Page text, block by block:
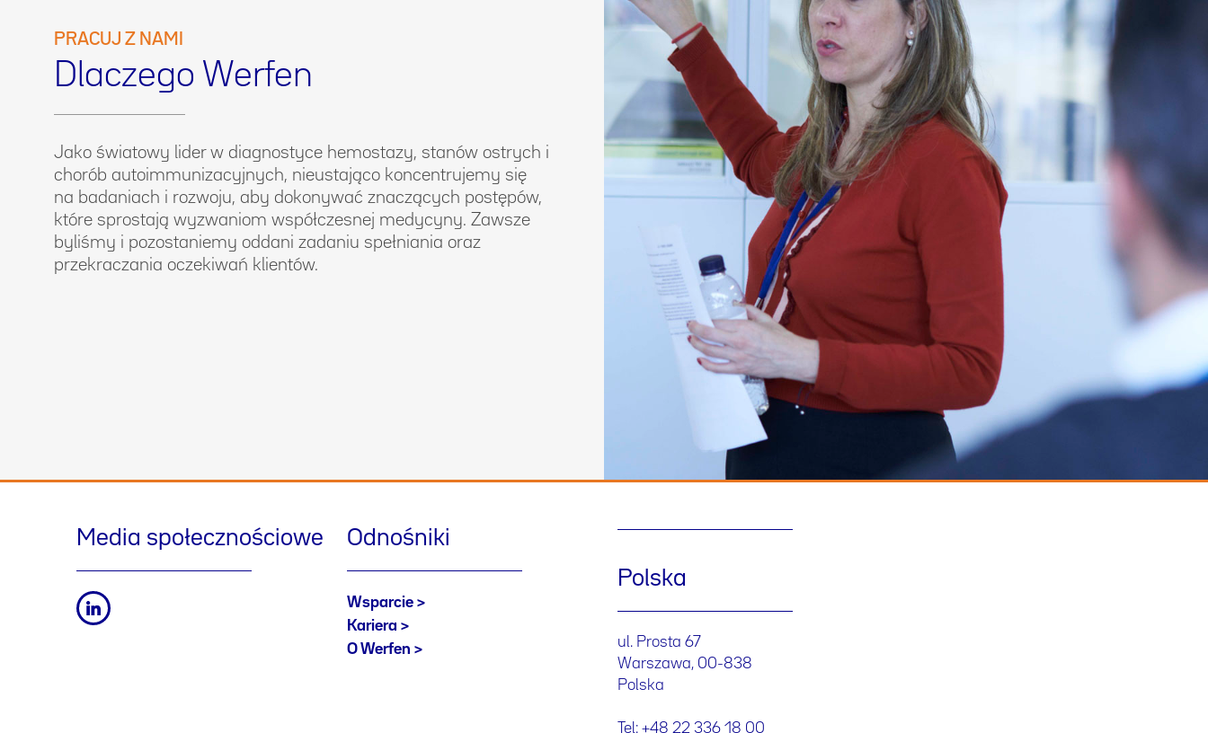
PRACUJ Z NAMI
Dlaczego Werfen
Jako światowy lider w diagnostyce hemostazy, stanów ostrych i
chorób autoimmunizacyjnych, nieustająco koncentrujemy się
na badaniach i rozwoju, aby dokonywać znaczących postępów,
które sprostają wyzwaniom współczesnej medycyny. Zawsze
byliśmy i pozostaniemy oddani zadaniu spełniania oraz
przekraczania oczekiwań klientów.
Media społecznościowe Odnośniki
Wsparcie
Kariera
O Werfen
Polska
ul. Prosta 67
Warszawa, 00-838
Polska
Tel: +48 22 336 18 00